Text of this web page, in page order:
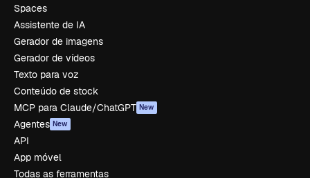
Spaces
Assistente de IA
Gerador de imagens
Gerador de vídeos
Texto para voz
Conteúdo de stock
MCP para Claude/ChatGPT New
Agentes New
API
App móvel
Todas as ferramentas